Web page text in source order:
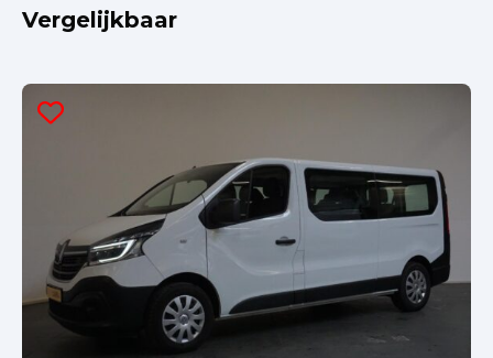
Vergelijkbaar